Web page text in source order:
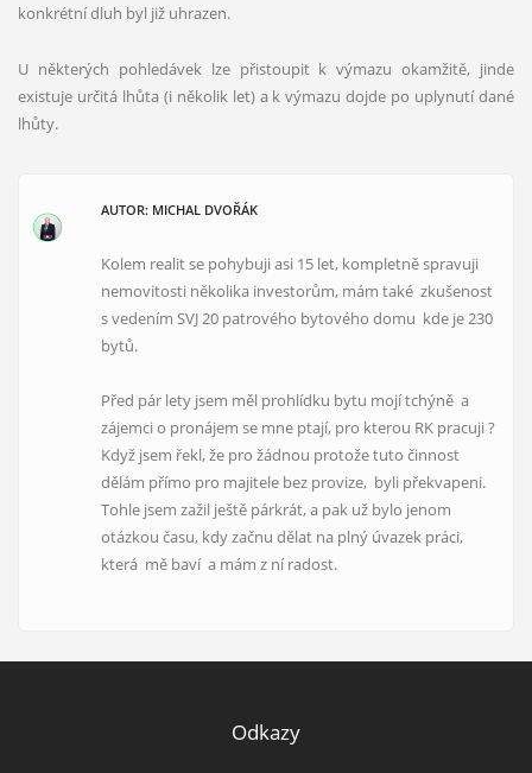
konkrétní dluh byl již uhrazen.
U některých pohledávek lze přistoupit k výmazu okamžitě, jinde
existuje určitá lhůta (i několik let) a k výmazu dojde po uplynutí dané
lhůty.
AUTOR: MICHAL DVOŘÁK
Kolem realit se pohybuji asi 15 let, kompletně spravuji
nemovitosti několika investorům, mám také zkušenost
s vedením SVJ 20 patrového bytového domu kde je 230
bytů.
Před pár lety jsem měl prohlídku bytu mojí tchýně a
zájemci o pronájem se mne ptají, pro kterou RK pracuji ?
Když jsem řekl, že pro žádnou protože tuto činnost
dělám přímo pro majitele bez provize, byli překvapeni.
Tohle jsem zažil ještě párkrát, a pak už bylo jenom
otázkou času, kdy začnu dělat na plný úvazek práci,
která mě baví a mám z ní radost.
Odkazy